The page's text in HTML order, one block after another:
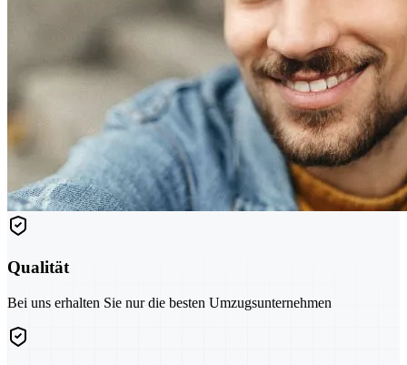
Qualität
Bei uns erhalten Sie nur die besten Umzugsunternehmen